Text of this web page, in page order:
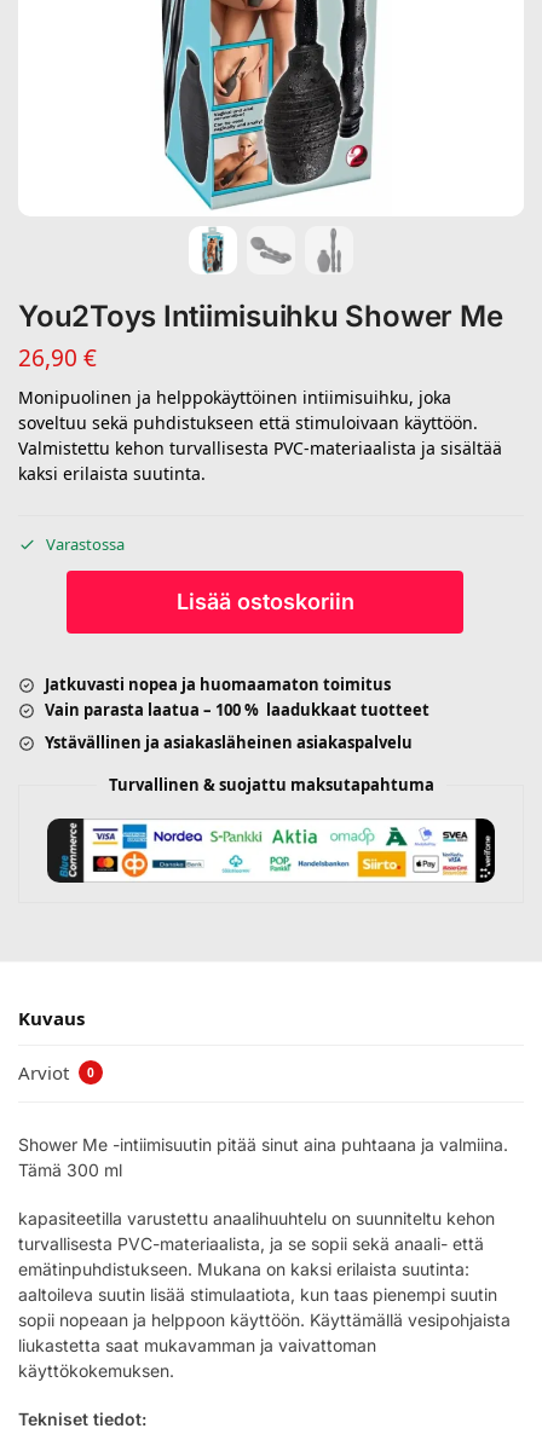
You2Toys Intiimisuihku Shower Me
26,90 €
Monipuolinen ja helppokäyttöinen intiimisuihku, joka
soveltuu sekä puhdistukseen että stimuloivaan käyttöön.
Valmistettu kehon turvallisesta PVC-materiaalista ja sisältää
kaksi erilaista suutinta.
Varastossa
Lisää ostoskoriin
Jatkuvasti nopea ja huomaamaton toimitus
Vain parasta laatua – 100 % laadukkaat tuotteet
Ystävällinen ja asiakasläheinen asiakaspalvelu
Turvallinen & suojattu maksutapahtuma
Kuvaus
Arviot 0
Shower Me -intiimisuutin pitää sinut aina puhtaana ja valmiina.
Tämä 300 ml
kapasiteetilla varustettu anaalihuuhtelu on suunniteltu kehon
turvallisesta PVC-materiaalista, ja se sopii sekä anaali- että
emätinpuhdistukseen. Mukana on kaksi erilaista suutinta:
aaltoileva suutin lisää stimulaatiota, kun taas pienempi suutin
sopii nopeaan ja helppoon käyttöön. Käyttämällä vesipohjaista
liukastetta saat mukavamman ja vaivattoman
käyttökokemuksen.
Tekniset tiedot: